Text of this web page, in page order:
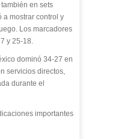
en sets
a mostrar control y
Los marcadores
y 25-18.
dominó 34-27 en
servicios directos,
durante el
importantes